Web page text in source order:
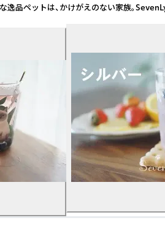
ットは、かけがえのない家族。